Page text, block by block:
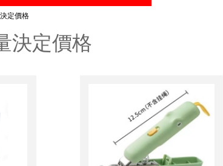
定價格
決定價格